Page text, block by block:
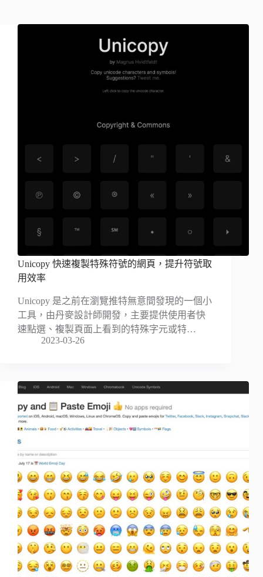
Unicopy 快速複製特殊符號的網頁，提升符號取
用效率
Unicopy 是之前在瀏覽推特無意間發現的一個小
工具，由丹麥設計師開發，主要提供使用者快
速點選、複製頁面上看到的特殊字元或特…
2023-03-26